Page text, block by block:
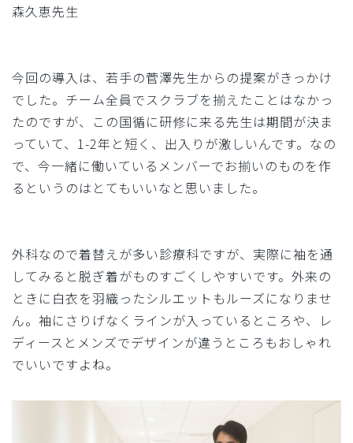
森久恵先生
今回の導入は、若手の菅澤先生からの提案がきっかけ
でした。チーム全員でスクラブを揃えたことはなかっ
たのですが、この国循に研修に来る先生は期間が決ま
っていて、1-2年と短く、出入りが激しいんです。なの
で、今一緒に働いているメンバーでお揃いのものを作
るというのはとてもいいなと思いました。
外科なので着替えが多い診療科ですが、実際に袖を通
してみると脱ぎ着がものすごくしやすいです。外来の
ときに白衣を羽織ったシルエットもルーズになりませ
ん。袖にさりげなくラインが入っているところや、レ
ディースとメンズでデザインが違うところもおしゃれ
でいいですよね。